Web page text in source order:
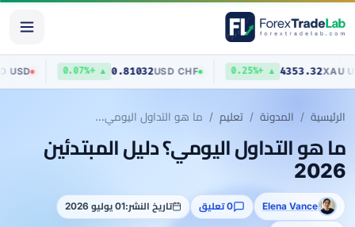
4353.32
▲ +0.25%
USD
0.81032
▲ +0.07%
AUD
الرئيسية المدونة تعليم ما هو التداول اليومي؟ دليل المبتدئين 2026
ما هو التداول اليومي؟ دليل المبتدئين
2026
Elena Vance 0 تعليق تاريخ النشر:01 يوليو 2026